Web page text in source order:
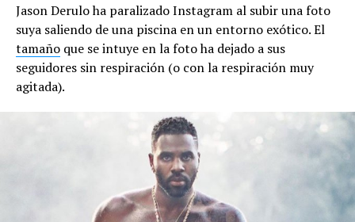
Jason Derulo ha paralizado Instagram al subir una foto
suya saliendo de una piscina en un entorno exótico. El
tamaño que se intuye en la foto ha dejado a sus
seguidores sin respiración (o con la respiración muy
agitada).